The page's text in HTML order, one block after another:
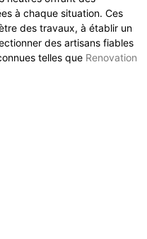
à chaque situation. Ces
des travaux, à établir un
des artisans fiables
telles que Renovation